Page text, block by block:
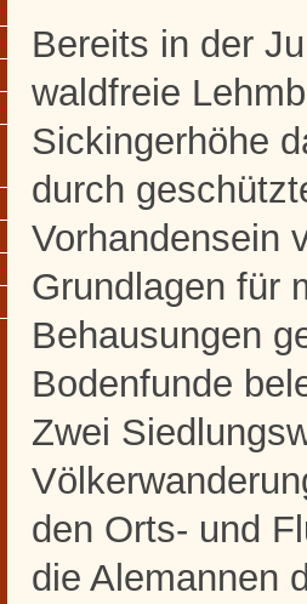
Bereits in der
waldfreie
Sickingerhöhe
durch
Vorhandensein
Grundlagen für
Behausungen
Bodenfunde
Zwei
den Orts- und
die Alemannen